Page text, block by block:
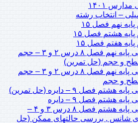
۱۴۰۱
– انتخاب رشته
نهم فصل ۱۵
هشتم فصل ۱۵
هفتم فصل ۱۵
فیلم آموزشی ریاضی پایه نهم فصل ۸ درس ۲ و ۳ – حجم
و حجم (حل تمرین)
فیلم آموزشی ریاضی پایه نهم فصل ۸ درس ۲ و ۳ – حجم
و حجم
فصل ۹ – دايره (حل تمرین)
هشتم فصل ۹ – دايره
فیلم آموزشی ریاضی پایه هشتم فصل ۸ درس ۳ و ۴ –
شانس , بررسی حالتهای ممکن (حل